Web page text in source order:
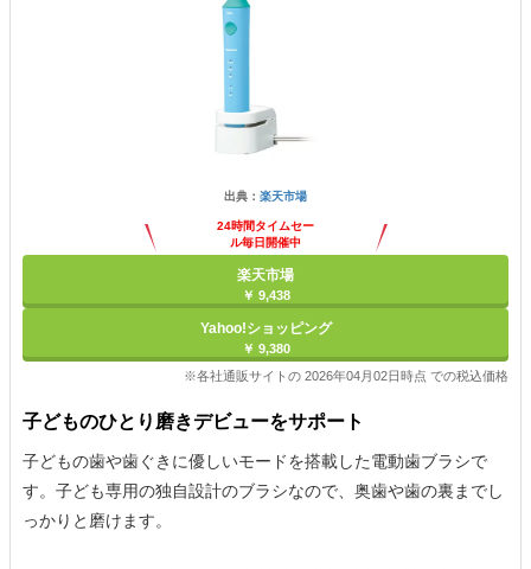
出典： 楽天市場
24時間タイムセー
ル毎日開催中
楽天市場
￥ 9,438
Yahoo!ショッピング
￥ 9,380
※各社通販サイトの 2026年04月02日時点 での税込価格
子どものひとり磨きデビューをサポート
子どもの歯や歯ぐきに優しいモードを搭載した電動歯ブラシで
す。子ども専用の独自設計のブラシなので、奥歯や歯の裏までし
っかりと磨けます。